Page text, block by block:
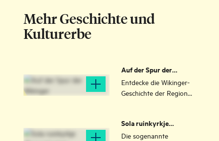
Mehr Geschichte und
Kulturerbe
Auf der Spur der
Wikinger
Entdecke die Wikinger-
Geschichte der Region
und während der
berühmt-berüchtigten
Sola ruinkyrkje
(Ruinenkirche)
Die sogenannte